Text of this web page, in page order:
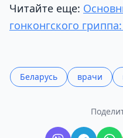
Читайте еще:
гонконгского
Беларусь врачи